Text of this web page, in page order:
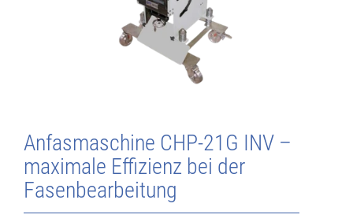
Anfasmaschine CHP-21G INV –
maximale Effizienz bei der
Fasenbearbeitung